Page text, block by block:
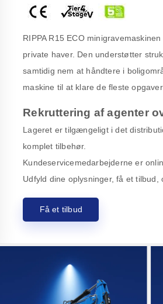
RIPPA R15 ECO
private haver. Den understøtter
samtidig nem at håndtere i
maskine til at klare de fleste
Rekruttering af agenter
Lageret er tilgængeligt i det
komplet tilbehør.
Kundeservicemedarbejderne er
Udfyld dine oplysninger, få et tilbud,
Få et tilbud